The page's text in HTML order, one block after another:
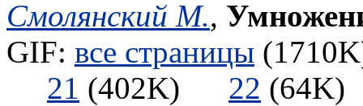
Смолянский М.,
GIF: все страницы
21 (402K) 22